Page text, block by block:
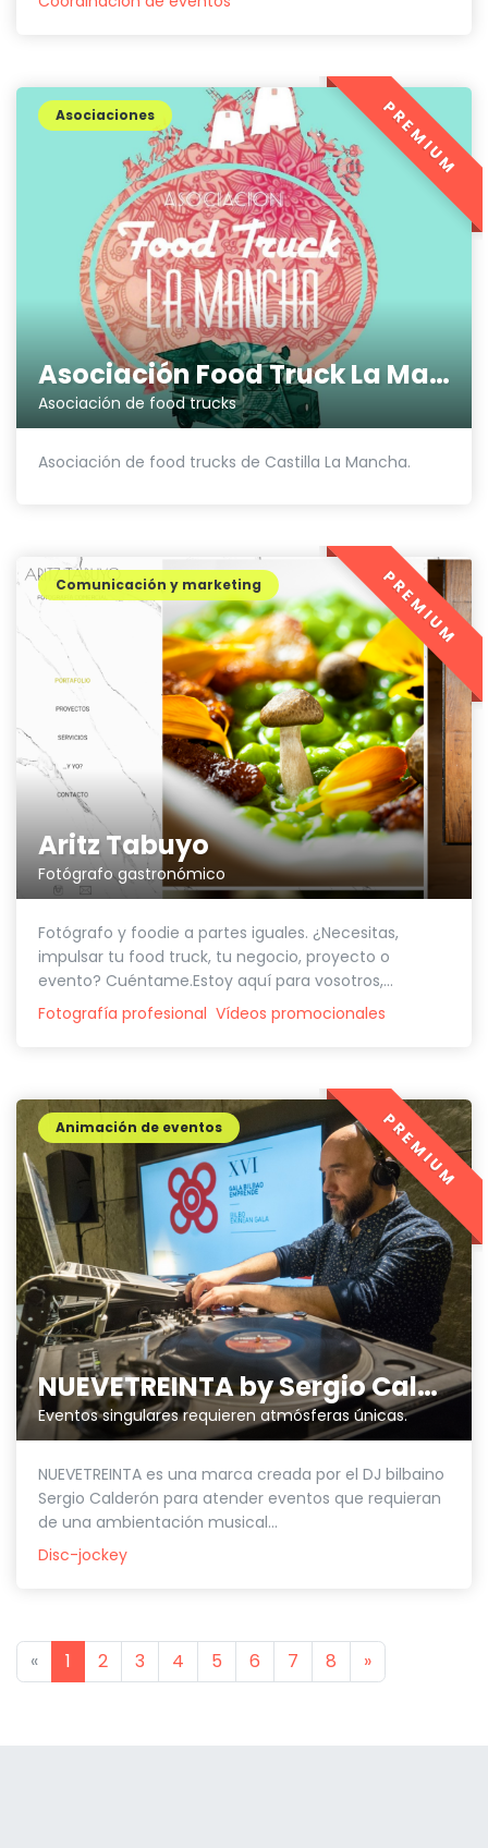
Asociación Food Truck La Mancha
Asociación de food trucks
Asociaciones
Asociación de food trucks de Castilla La Mancha.
PREMIUM
Aritz Tabuyo
Fotógrafo gastronómico
Comunicación y marketing
Fotógrafo y foodie a partes iguales. ¿Necesitas,
impulsar tu food truck, tu negocio, proyecto o
evento? Cuéntame.Estoy aquí para vosotros,...
Fotografía profesional Vídeos promocionales
PREMIUM
NUEVETREINTA by Sergio Calderón
Eventos singulares requieren atmósferas únicas.
Animación de eventos
NUEVETREINTA es una marca creada por el DJ bilbaino
Sergio Calderón para atender eventos que requieran
de una ambientación musical...
Disc-jockey
PREMIUM
«Previous
1 2 3 4 5 6 7 8 »Next